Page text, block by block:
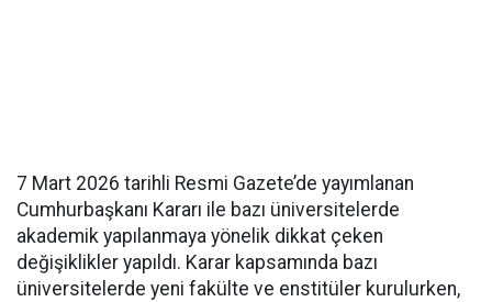
7 Mart 2026 tarihli Resmi Gazete’de yayımlanan
Cumhurbaşkanı Kararı ile bazı üniversitelerde
akademik yapılanmaya yönelik dikkat çeken
değişiklikler yapıldı. Karar kapsamında bazı
üniversitelerde yeni fakülte ve enstitüler kurulurken,